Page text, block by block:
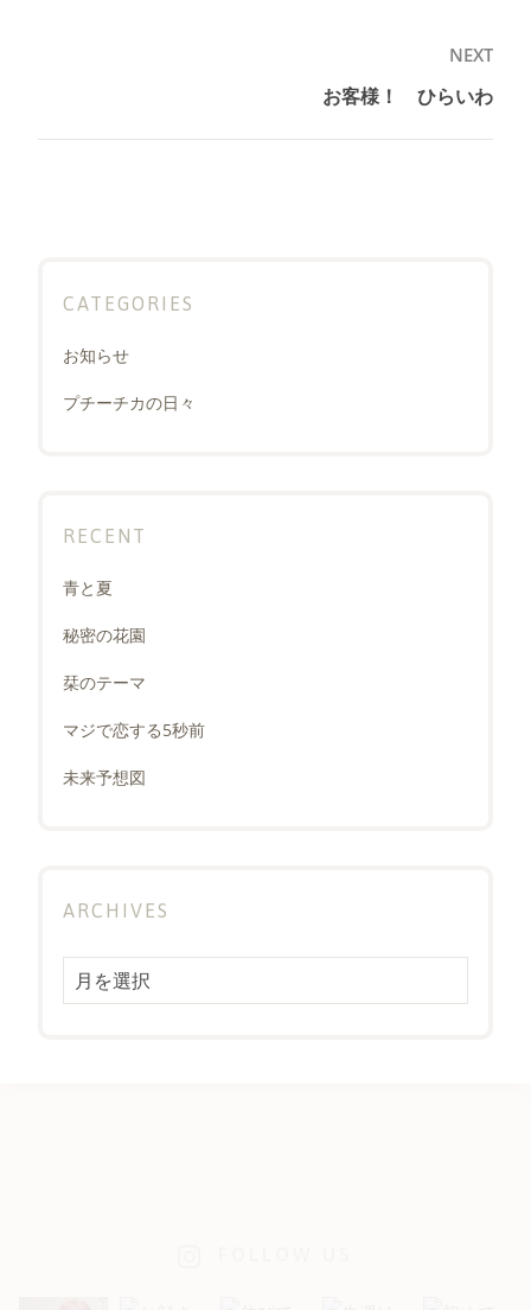
NEXT
post:
お客様！ ひらいわ
CATEGORIES
お知らせ
プチーチカの日々
RECENT
青と夏
秘密の花園
栞のテーマ
マジで恋する5秒前
未来予想図
ARCHIVES
Archives